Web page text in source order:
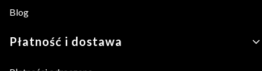
Blog
Płatność i dostawa